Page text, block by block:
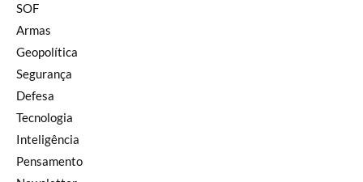
SOF
Armas
Geopolítica
Segurança
Defesa
Tecnologia
Inteligência
Pensamento